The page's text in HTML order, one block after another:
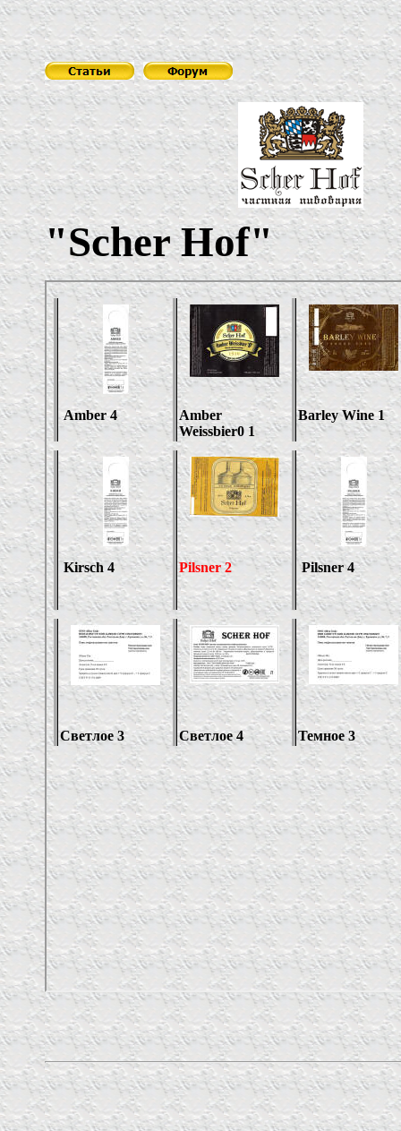
"Scher Hof"